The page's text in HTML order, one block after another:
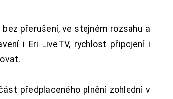
přerušení, ve stejném rozsahu a
i Eri LiveTV, rychlost připojení i
předplaceného plnění zohlední v